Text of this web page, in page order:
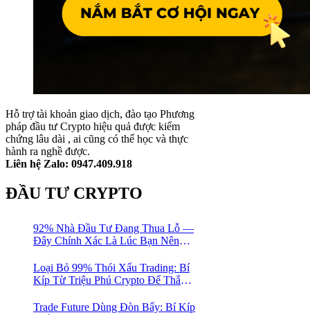
Hỗ trợ tài khoản giao dịch, đào tạo Phương
pháp đầu tư Crypto hiệu quả được kiểm
chứng lâu dài , ai cũng có thể học và thực
hành ra nghề được.
Liên hệ Zalo: 0947.409.918
ĐẦU TƯ CRYPTO
92% Nhà Đầu Tư Đang Thua Lỗ —
Đây Chính Xác Là Lúc Bạn Nên
Loại Bỏ 99% Thói Xấu Trading: Bí
Kíp Từ Triệu Phú Crypto Để Thắng
Trade Future Dùng Đòn Bẩy: Bí Kíp